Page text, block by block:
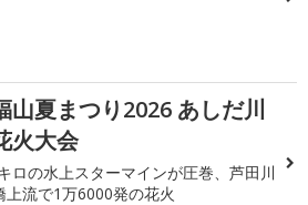
山夏まつり2026 あしだ川
火大会
ロの水上スターマインが圧巻、芦田川
上流で1万6000発の花火